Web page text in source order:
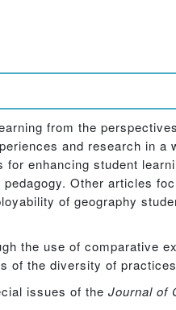
from the
and research in
enhancing student
Other articles
of geography
the use of comparative
of the diversity of
issues of the Journal of